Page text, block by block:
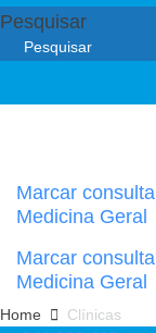
Pesquisar
Marcar consulta
Medicina Geral
Marcar consulta
Medicina Geral
Home Clínicas